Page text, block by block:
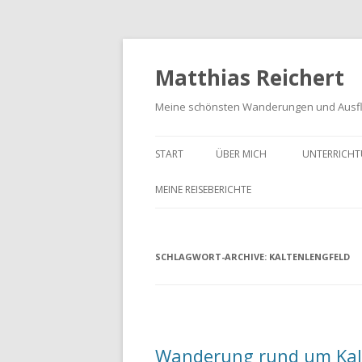
Matthias Reichert
Meine schönsten Wanderungen und
START ÜBER MICH
MEINE REISEBERICHTE
MEIN SCHWARZWALD URLAUB
SCHLAGWORT-ARCHIVE: KALTENLENGFELD
Wanderung rund um